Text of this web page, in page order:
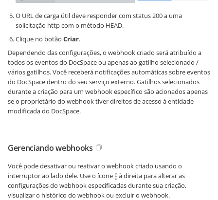
O URL de carga útil deve responder com status 200 a uma
solicitação http com o método HEAD.
Clique no botão Criar.
Dependendo das configurações, o webhook criado será atribuído a
todos os eventos do DocSpace ou apenas ao gatilho selecionado /
vários gatilhos. Você receberá notificações automáticas sobre eventos
do DocSpace dentro do seu serviço externo. Gatilhos selecionados
durante a criação para um webhook específico são acionados apenas
se o proprietário do webhook tiver direitos de acesso à entidade
modificada do DocSpace.
Gerenciando webhooks
Você pode desativar ou reativar o webhook criado usando o
interruptor ao lado dele. Use o ícone
à direita para alterar as
configurações do webhook especificadas durante sua criação,
visualizar o histórico do webhook ou excluir o webhook.